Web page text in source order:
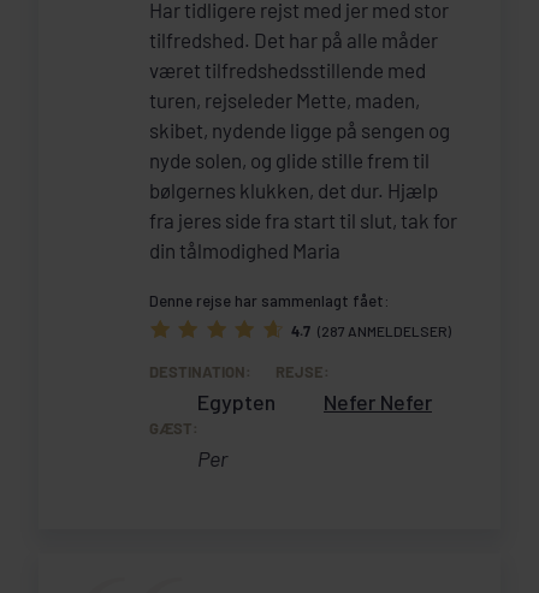
Har tidligere rejst med jer med stor
tilfredshed. Det har på alle måder
været tilfredshedsstillende med
turen, rejseleder Mette, maden,
skibet, nydende ligge på sengen og
nyde solen, og glide stille frem til
bølgernes klukken, det dur. Hjælp
fra jeres side fra start til slut, tak for
din tålmodighed Maria
Denne rejse har sammenlagt fået:
4.7 (287 ANMELDELSER)
DESTINATION:
Egypten
REJSE:
Nefer Nefer
GÆST:
Per